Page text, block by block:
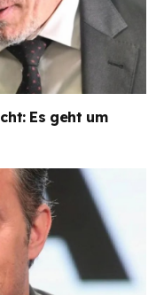
Es geht um